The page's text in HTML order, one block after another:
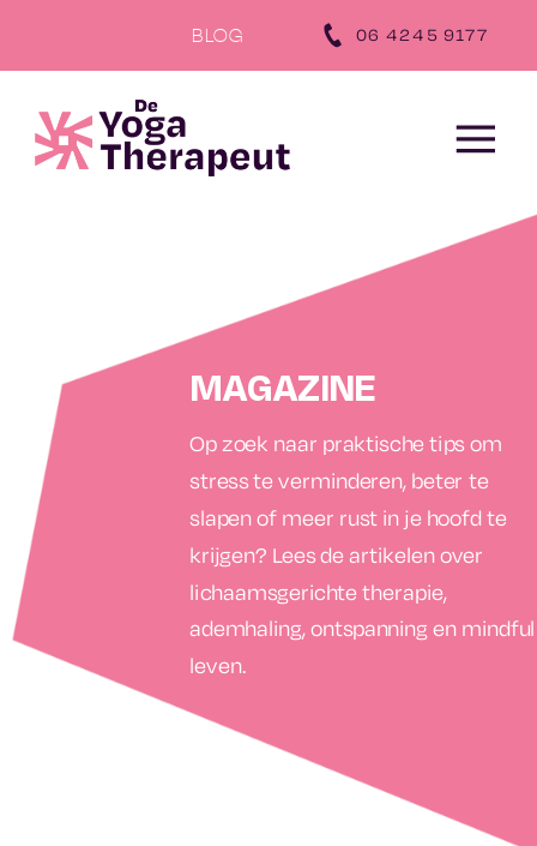
‪06 4245 9177‬
BLOG
Op zoek naar praktische tips om
stress te verminderen, beter te
slapen of meer rust in je hoofd te
krijgen? Lees de artikelen over
lichaamsgerichte therapie,
ademhaling, ontspanning en mindful
leven.
MAGAZINE